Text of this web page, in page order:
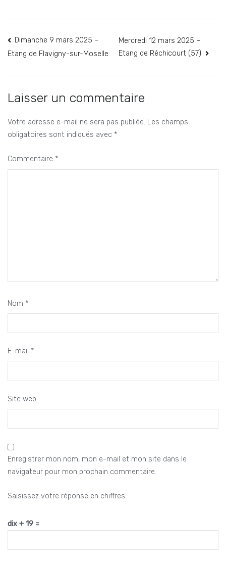
Navigation
Dimanche 9 mars 2025 –
Etang de Flavigny-sur-Moselle
Mercredi 12 mars 2025 –
Etang de Réchicourt (57)
Laisser un commentaire
Votre adresse e-mail ne sera pas publiée. Les champs
obligatoires sont indiqués avec *
Commentaire *
Nom *
E-mail *
Site web
Enregistrer mon nom, mon e-mail et mon site dans le
navigateur pour mon prochain commentaire.
Saisissez votre réponse en chiffres
dix + 19 =